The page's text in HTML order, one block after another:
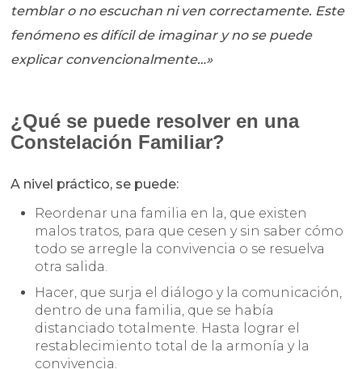
temblar o no escuchan ni ven correctamente. Este
fenómeno es difícil de imaginar y no se puede
explicar convencionalmente…»
¿Qué se puede resolver en una
Constelación Familiar?
A nivel práctico, se puede:
Reordenar una familia en la, que existen
malos tratos, para que cesen y sin saber cómo
todo se arregle la convivencia o se resuelva
otra salida.
Hacer, que surja el diálogo y la comunicación,
dentro de una familia, que se había
distanciado totalmente. Hasta lograr el
restablecimiento total de la armonía y la
convivencia.